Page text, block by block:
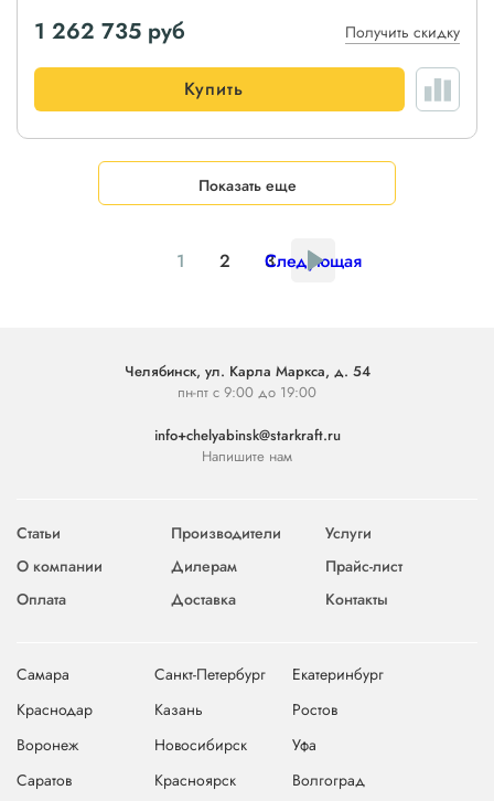
1 262 735 руб Получить скидку
Купить
Показать еще
1 2 3
Следующая
Челябинск, ул. Карла Маркса, д. 54
пн-пт с 9:00 до 19:00
info+chelyabinsk@starkraft.ru
Напишите нам
Статьи Производители
Услуги
О компании
Дилерам
Прайс-лист
Оплата
Доставка Контакты
Самара Санкт-Петербург
Екатеринбург
Краснодар
Казань
Ростов
Воронеж
Новосибирск
Уфа
Саратов
Красноярск Волгоград